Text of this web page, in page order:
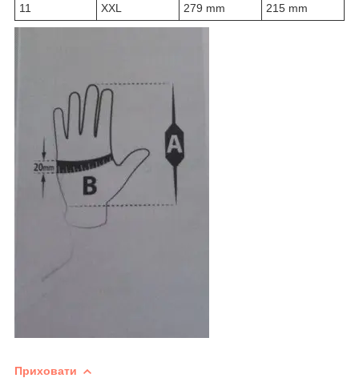
11
XXL 279 mm 215 mm
Приховати